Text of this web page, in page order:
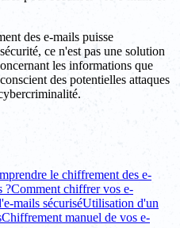
des e-mails puisse
ce n'est pas une solution
les informations que
des potentielles attaques
le chiffrement des e-
?Comment chiffrer vos e-
mails sécuriséUtilisation d'un
Chiffrement manuel de vos e-